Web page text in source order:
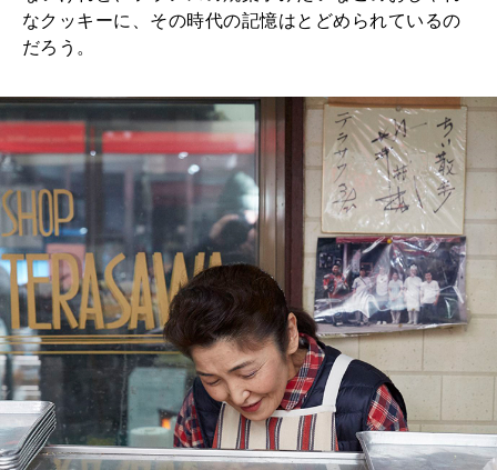
なクッキーに、その時代の記憶はとどめられているの
だろう。